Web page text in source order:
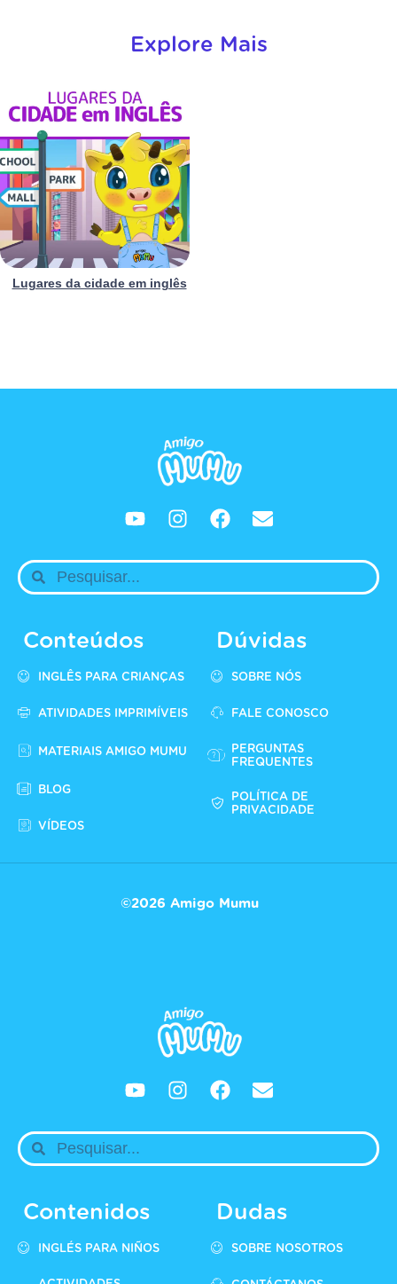
Explore Mais
Lugares da cidade em inglês
Conteúdos
INGLÊS PARA CRIANÇAS
ATIVIDADES IMPRIMÍVEIS
MATERIAIS AMIGO MUMU
BLOG
VÍDEOS
Dúvidas
SOBRE NÓS
FALE CONOSCO
PERGUNTAS
FREQUENTES
POLÍTICA DE
PRIVACIDADE
©2026 Amigo Mumu
Contenidos
INGLÉS PARA NIÑOS
Dudas
SOBRE NOSOTROS